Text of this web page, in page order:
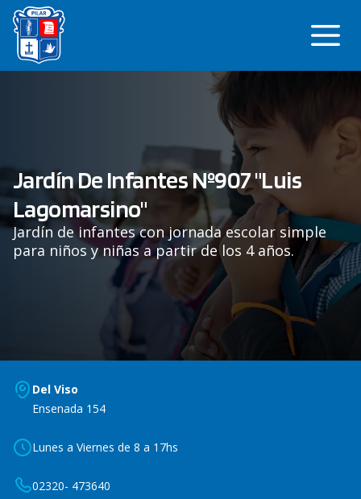
Saltar
contenido
Jardín De Infantes Nº907 "Luis
Lagomarsino"
Jardín de infantes con jornada escolar simple
para niños y niñas a partir de los 4 años.
Del Viso
Ensenada 154
Lunes a Viernes de 8 a 17hs
02320- 473640